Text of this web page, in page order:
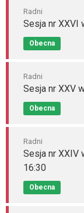
Radni
Sesja nr XXVI
Obecna
Radni
Sesja nr XXV
Obecna
Radni
Sesja nr XXIV
16:30
Obecna